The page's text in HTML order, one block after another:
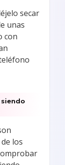
secar
unas
con
los